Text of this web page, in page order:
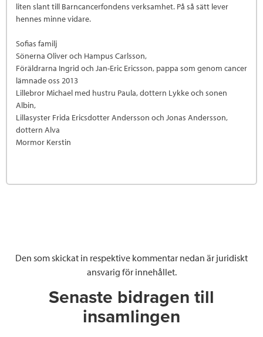
liten slant till Barncancerfondens verksamhet. På så sätt lever
hennes minne vidare.
Sofias familj
Sönerna Oliver och Hampus Carlsson,
Föräldrarna Ingrid och Jan-Eric Ericsson, pappa som genom cancer
lämnade oss 2013
Lillebror Michael med hustru Paula, dottern Lykke och sonen
Albin,
Lillasyster Frida Ericsdotter Andersson och Jonas Andersson,
dottern Alva
Mormor Kerstin
Den som skickat in respektive kommentar nedan är juridiskt
ansvarig för innehållet.
Senaste bidragen till
insamlingen